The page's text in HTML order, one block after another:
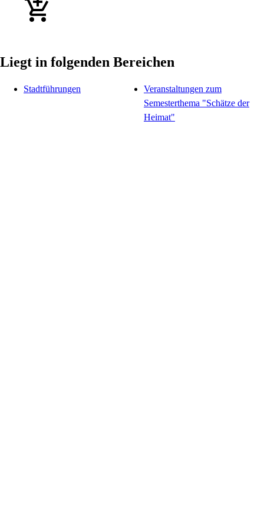
Liegt in folgenden Bereichen
Stadtführungen
Veranstaltungen zum
Semesterthema "Schätze der
Heimat"